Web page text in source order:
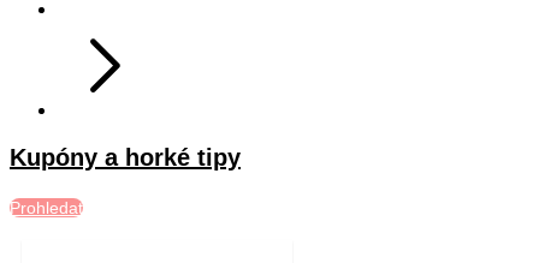
Kupóny a horké tipy
Prohledat